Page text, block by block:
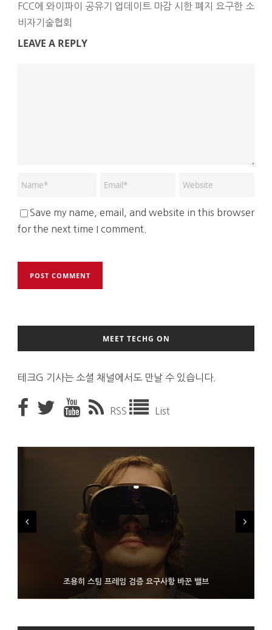
FCC에 와이파이 공유기 업데이트 마감 시한 폐지 요구한 소
비자기술협회
LEAVE A REPLY
Save my name, email, and website in this browser
for the next time I comment.
MEET TECHG ON
테크G 기사는 소셜 채널에서도 만날 수 있습니다.
RSS List
조용히 스팀 프레임 검증 요구사항 바꾼 밸브
9월 4일부터 서비스 접는 안드로이드 장치용 구글 어시스턴트
보인 삼성전자